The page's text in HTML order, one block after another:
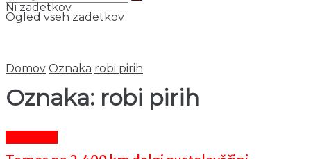
Ni zadetkov
Ogled vseh zadetkov
Domov Oznaka robi pirih
Oznaka: robi pirih